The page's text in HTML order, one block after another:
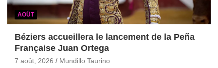
AOÛT
Béziers accueillera le lancement de la Peña
Française Juan Ortega
7 août, 2026 Mundillo Taurino